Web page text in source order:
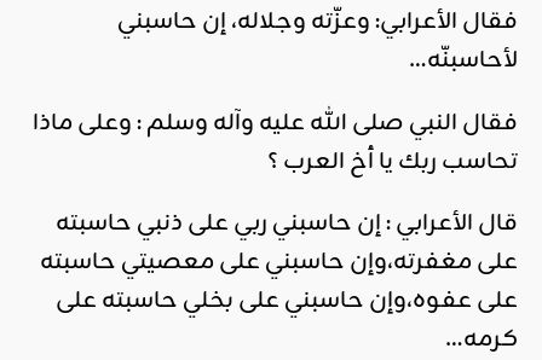
فقال الأعرابي: وعزّته وجلاله، إن حاسبني
لأحاسبنّه…
فقال النبي صلى الله عليه وآله وسلم : وعلى ماذا
تحاسب ربك يا أخ العرب ؟
قال الأعرابي : إن حاسبني ربي على ذنبي حاسبته
على مغفرته،وإن حاسبني على معصيتي حاسبته
على عفوه،وإن حاسبني على بخلي حاسبته على
كرمه…